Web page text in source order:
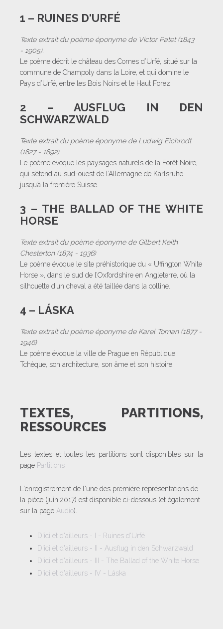
1 – RUINES D'URFÉ
Texte extrait du poème éponyme de Victor Patet (1843
- 1905).
Le poème décrit le château des Cornes d’Urfé, situé sur la
commune de Champoly dans la Loire, et qui domine le
Pays d’Urfé, entre les Bois Noirs et le Haut Forez.
2 – AUSFLUG IN DEN
SCHWARZWALD
Texte extrait du poème éponyme de Ludwig Eichrodt
(1827 - 1892)
Le poème évoque les paysages naturels de la Forêt Noire,
qui s’étend au sud-ouest de l’Allemagne de Karlsruhe
jusqu’à la frontière Suisse.
3 – THE BALLAD OF THE WHITE
HORSE
Texte extrait du poème éponyme de Gilbert Keith
Chesterton (1874 - 1936)
Le poème évoque le site préhistorique du « Uffington White
Horse », dans le sud de l’Oxfordshire en Angleterre, où la
silhouette d’un cheval a été taillée dans la colline.
4 – LÁSKA
Texte extrait du poème éponyme de Karel Toman (1877 -
1946)
Le poème évoque la ville de Prague en République
Tchèque, son architecture, son âme et son histoire.
TEXTES, PARTITIONS,
RESSOURCES
Les textes et toutes les partitions sont disponibles sur la
page Partitions
L'enregistrement de l'une des première représentations de
la pièce (juin 2017) est disponible ci-dessous (et également
sur la page Audio).
D'ici et d'ailleurs - I - Ruines d'Urfé
D'ici et d'ailleurs - II - Ausflug in den Schwarzwald
D'ici et d'ailleurs - III - The Ballad of the White Horse
D'ici et d'ailleurs - IV - Láska